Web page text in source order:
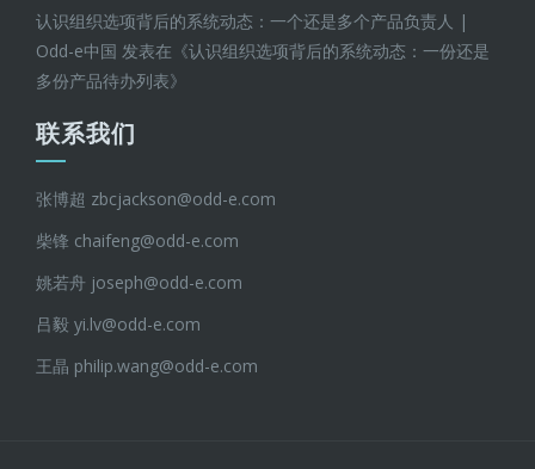
认识组织选项背后的系统动态：一个还是多个产品负责人 |
Odd-e中国 发表在《认识组织选项背后的系统动态：一份还是
多份产品待办列表》
联系我们
张博超 zbcjackson@odd-e.com
柴锋 chaifeng@odd-e.com
姚若舟 joseph@odd-e.com
吕毅 yi.lv@odd-e.com
王晶 philip.wang@odd-e.com